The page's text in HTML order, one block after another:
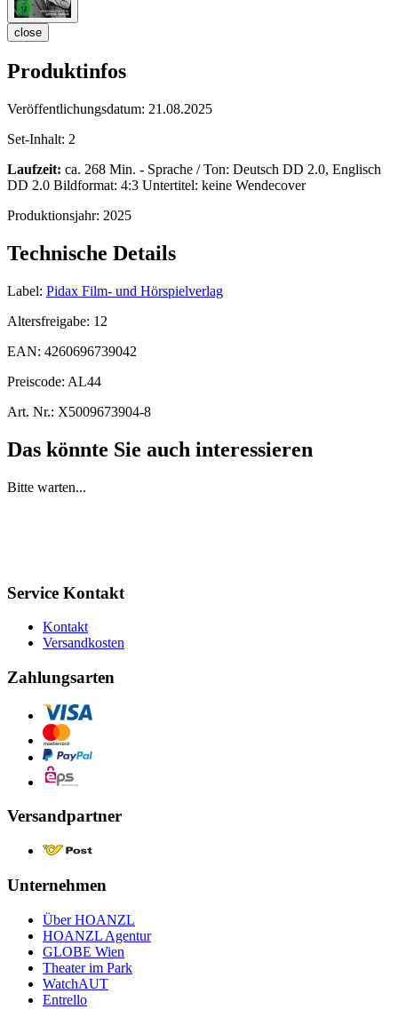
close
Produktinfos
Veröffentlichungsdatum: 21.08.2025
Set-Inhalt: 2
Laufzeit: ca. 268 Min. - Sprache / Ton: Deutsch DD 2.0, Englisch
DD 2.0 Bildformat: 4:3 Untertitel: keine Wendecover
Produktionsjahr: 2025
Technische Details
Label: Pidax Film- und Hörspielverlag
Altersfreigabe: 12
EAN: 4260696739042
Preiscode: AL44
Art. Nr.: X5009673904-8
Das könnte Sie auch interessieren
Bitte warten...
Service Kontakt
Kontakt
Versandkosten
Zahlungsarten
Versandpartner
Unternehmen
Über HOANZL
HOANZL Agentur
GLOBE Wien
Theater im Park
WatchAUT
Entrello